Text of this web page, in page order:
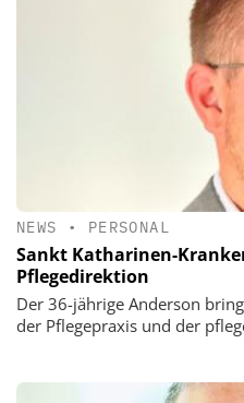
NEWS • PERSONAL
Sankt Katharinen-
Pflegedirektion
Der 36-jährige Anderson
der Pflegepraxis und der